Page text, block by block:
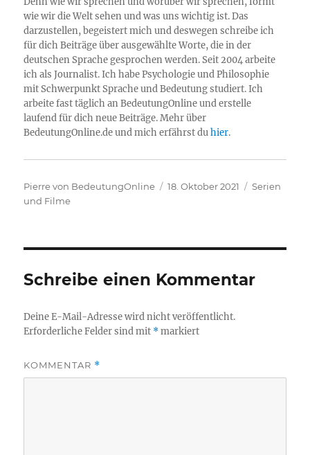
wie wir die Welt sehen und was uns wichtig ist. Das
darzustellen, begeistert mich und deswegen schreibe ich
für dich Beiträge über ausgewählte Worte, die in der
deutschen Sprache gesprochen werden. Seit 2004 arbeite
ich als Journalist. Ich habe Psychologie und Philosophie
mit Schwerpunkt Sprache und Bedeutung studiert. Ich
arbeite fast täglich an BedeutungOnline und erstelle
laufend für dich neue Beiträge. Mehr über
BedeutungOnline.de und mich erfährst duhier.
Autor
Pierre von BedeutungOnline
Veröffentlicht
18. Oktober 2021 Kategorien
Serien
und Filme
Schreibe einen Kommentar
Deine E-Mail-Adresse wird nicht veröffentlicht.
Erforderliche Felder sind mit *markiert
KOMMENTAR *